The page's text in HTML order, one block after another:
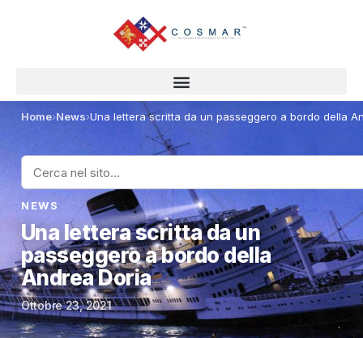
Home›News›Una lettera scritta da un passeggero a bordo della
NEWS
Una lettera scritta da un
passeggero a bordo della
Andrea Doria
Ottobre 23, 2021